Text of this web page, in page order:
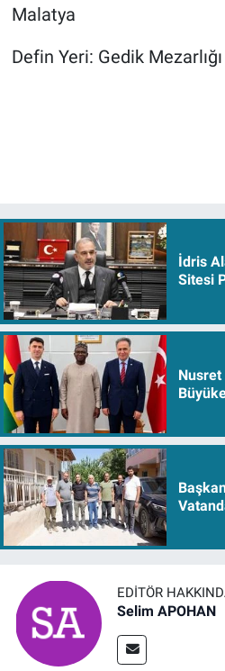
Malatya
Defin Yeri: Gedik Mezarlığı
İdris
Sitesi
Nusret
EDITÖR
Selim APOHAN